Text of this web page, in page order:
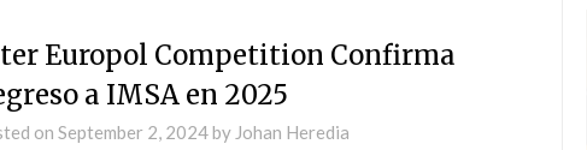
Europol Competition Confirma
a IMSA en 2025
on September 2, 2024by Johan Heredia